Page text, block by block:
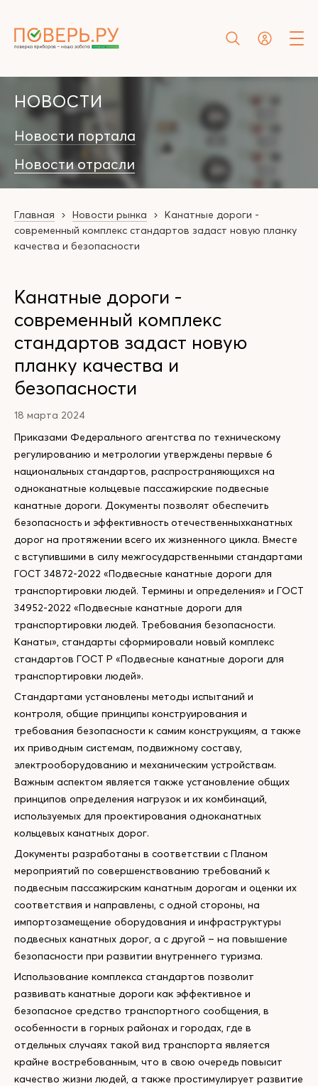
НОВОСТИ
Новости портала
Новости отрасли
Главная Новости рынка
Канатные дороги -
современный комплекс стандартов задаст новую планку
качества и безопасности
Канатные дороги -
современный комплекс
стандартов задаст новую
планку качества и
безопасности
18 марта 2024
Приказами Федерального агентства по техническому
регулированию и метрологии утверждены первые 6
национальных стандартов, распространяющихся на
одноканатные кольцевые пассажирские подвесные
канатные дороги. Документы позволят обеспечить
безопасность и эффективность отечественныхканатных
дорог на протяжении всего их жизненного цикла. Вместе
с вступившими в силу межгосударственными стандартами
ГОСТ 34872-2022 «Подвесные канатные дороги для
транспортировки людей. Термины и определения» и ГОСТ
34952-2022 «Подвесные канатные дороги для
транспортировки людей. Требования безопасности.
Канаты», стандарты сформировали новый комплекс
стандартов ГОСТ Р «Подвесные канатные дороги для
транспортировки людей».
Стандартами установлены методы испытаний и
контроля, общие принципы конструирования и
требования безопасности к самим конструкциям, а также
их приводным системам, подвижному составу,
электрооборудованию и механическим устройствам.
Важным аспектом является также установление общих
принципов определения нагрузок и их комбинаций,
используемых для проектирования одноканатных
кольцевых канатных дорог.
Документы разработаны в соответствии с Планом
мероприятий по совершенствованию требований к
подвесным пассажирским канатным дорогам и оценки их
соответствия и направлены, с одной стороны, на
импортозамещение оборудования и инфраструктуры
подвесных канатных дорог, а с другой – на повышение
безопасности при развитии внутреннего туризма.
Использование комплекса стандартов позволит
развивать канатные дороги как эффективное и
безопасное средство транспортного сообщения, в
особенности в горных районах и городах, где в
отдельных случаях такой вид транспорта является
крайне востребованным, что в свою очередь повысит
качество жизни людей, а также простимулирует развитие